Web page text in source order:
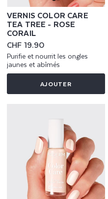
VERNIS COLOR CARE
TEA TREE - ROSE
CORAIL
Prix
habituel
CHF 19.90
Purifie et nourrit les ongles
jaunes et abîmés
AJOUTER